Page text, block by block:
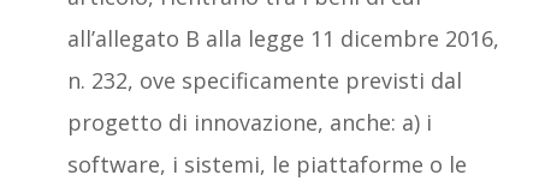
all’allegato B alla legge 11 dicembre 2016,
n. 232, ove specificamente previsti dal
progetto di innovazione, anche: a) i
software, i sistemi, le piattaforme o le